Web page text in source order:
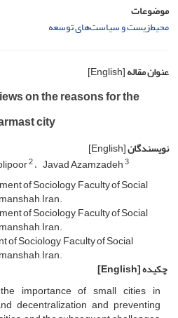
موضوعات
محیط‌زیست و سیاست­‌های توسعه
عنوان مقاله[English]
on the reasons for the
city
نویسندگان[English]
2 Javad Azamzadeh3
of Sociology, Faculty of Social
Iran.
of Sociology, Faculty of Social
Iran.
of Sociology, Faculty of Social
Iran.
چکیده[English]
importance of small cities in
decentralization and preventing